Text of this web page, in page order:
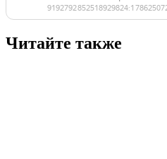
Читайте также